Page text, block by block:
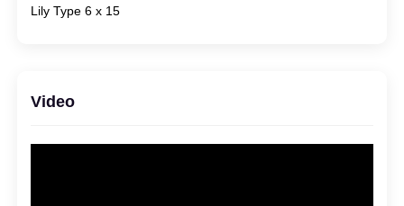
Lily Type 6 x 15
Video